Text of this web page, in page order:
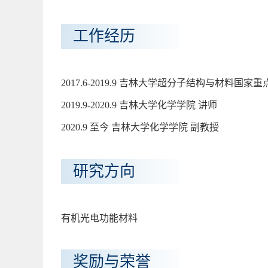
工作经历
2017.6-2019.9 吉林大学超分子结构与材料国家重
2019.9-2020.9 吉林大学化学学院 讲师
2020.9 至今 吉林大学化学学院 副教授
研究方向
有机光电功能材料
奖励与荣誉